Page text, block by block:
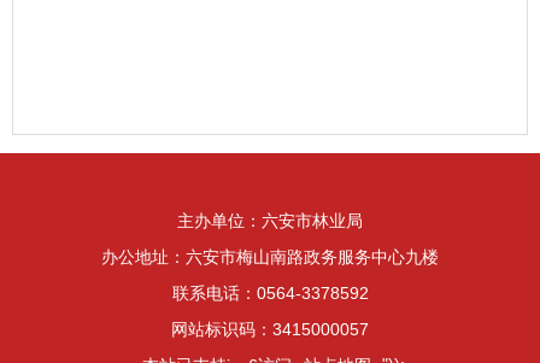
主办单位：六安市林业局
办公地址：六安市梅山南路政务服务中心九楼
联系电话：0564-3378592
网站标识码：3415000057